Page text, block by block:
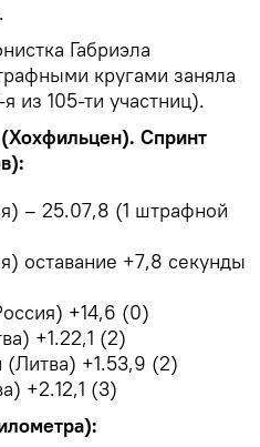
Габриэла
кругами заняла
из 105-ти участниц).
Спринт
– 25.07,8 (1 штрафной
оставание +7,8 секунды
+14,6 (0)
+1.22,1 (2)
+1.53,9 (2)
+2.12,1 (3)